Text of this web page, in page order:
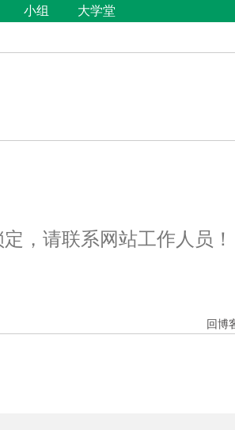
小组
大学堂
，请联系网站工作人员！
回博